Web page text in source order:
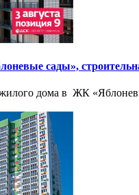
сады»,
дома в ЖК